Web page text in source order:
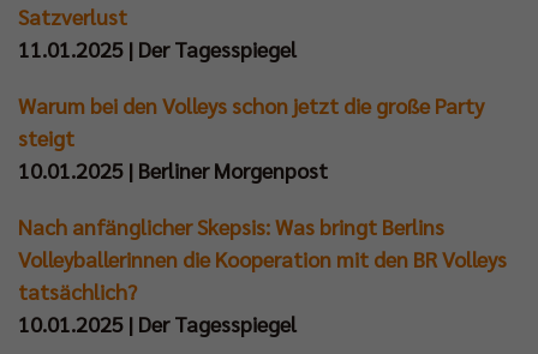
Satzverlust
11.01.2025 | Der Tagesspiegel
Warum bei den Volleys schon jetzt die große Party
steigt
10.01.2025 | Berliner Morgenpost
Nach anfänglicher Skepsis: Was bringt Berlins
Volleyballerinnen die Kooperation mit den BR Volleys
tatsächlich?
10.01.2025 | Der Tagesspiegel